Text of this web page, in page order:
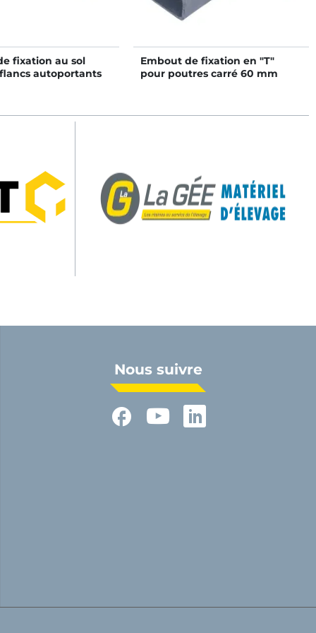
fixation au sol
autoportants
Embout de fixation en "T"
pour poutres carré 60 mm
Nous suivre